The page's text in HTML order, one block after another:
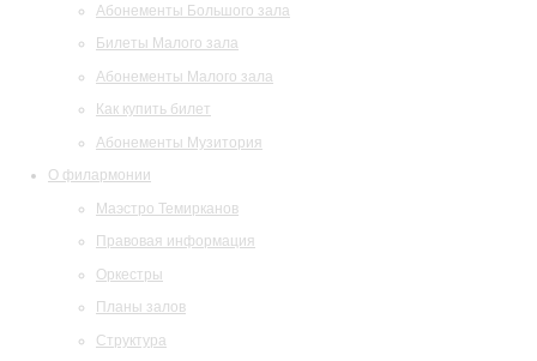
Абонементы Большого зала
Билеты Малого зала
Абонементы Малого зала
Как купить билет
Абонементы Музитория
О филармонии
Маэстро Темирканов
Правовая информация
Оркестры
Планы залов
Структура